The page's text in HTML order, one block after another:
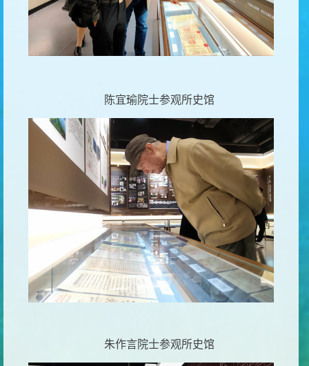
陈宜瑜院士参观所史馆
朱作言院士参观所史馆